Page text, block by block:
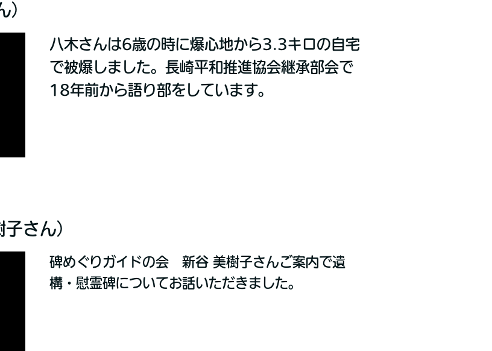
）
八木さんは6歳の時に爆心地から3.3キロの自宅
で被爆しました。長崎平和推進協会継承部会で
18年前から語り部をしています。
さん）
碑めぐりガイドの会 新谷 美樹子さんご案内で遺
構・慰霊碑についてお話いただきました。